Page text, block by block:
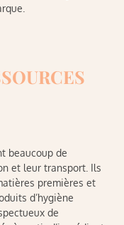
beaucoup de
et leur transport. Ils
premières et
d’hygiène
de